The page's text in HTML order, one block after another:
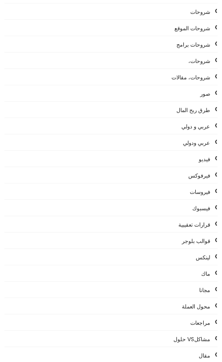
شروحات
شروحات الموقع
شروحات برامج
شروحات،
شروحات، مقالات
صور
طرق ربح المال
عربي و دولي
عربي ودولي
فيديو
فيرفوكس
فيروسات
فيسبوك
قرارات تعقيبية
قوالب بلوجر
لينكس
ماك
مجانا
محول العملة
مراجعات
مشاكلVS حلول
مقال